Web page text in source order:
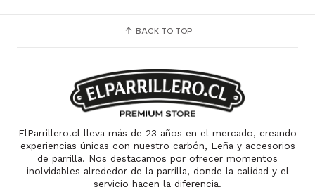
BACK TO TOP
ElParrillero.cl lleva más de 23 años en el mercado, creando
experiencias únicas con nuestro carbón, Leña y accesorios
de parrilla. Nos destacamos por ofrecer momentos
inolvidables alrededor de la parrilla, donde la calidad y el
servicio hacen la diferencia.